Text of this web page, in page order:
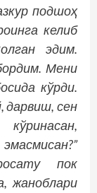
подшоҳ
келиб
эдим.
Мени
кўрди.
дарвиш, сен
пок
жаноблари